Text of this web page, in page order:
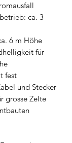
ca. 3
6 m Höhe
für
fest
und Stecker
grosse Zelte